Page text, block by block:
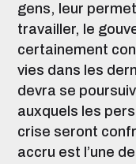
gens, leur
travailler, le
certainement
vies dans les
devra se
auxquels les
crise seront
accru est l’une